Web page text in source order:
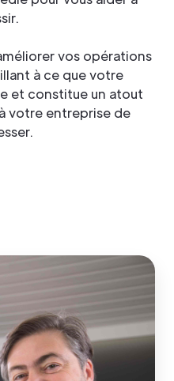
vos opérations
à ce que votre
et constitue un atout
votre entreprise de